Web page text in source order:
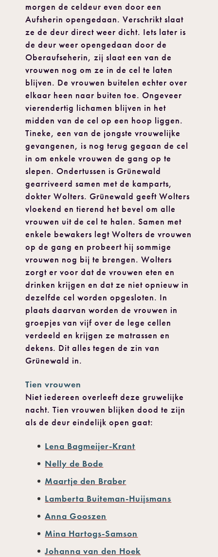
morgen de celdeur even door een
Aufsherin opengedaan. Verschrikt slaat
ze de deur direct weer dicht. Iets later is
de deur weer opengedaan door de
Oberaufseherin, zij slaat een van de
vrouwen nog om ze in de cel te laten
blijven. De vrouwen buitelen echter over
elkaar heen naar buiten toe. Ongeveer
vierendertig lichamen blijven in het
midden van de cel op een hoop liggen.
Tineke, een van de jongste vrouwelijke
gevangenen, is nog terug gegaan de cel
in om enkele vrouwen de gang op te
slepen. Ondertussen is Grünewald
gearriveerd samen met de kamparts,
dokter Wolters. Grünewald geeft Wolters
vloekend en tierend het bevel om alle
vrouwen uit de cel te halen. Samen met
enkele bewakers legt Wolters de vrouwen
op de gang en probeert hij sommige
vrouwen nog bij te brengen. Wolters
zorgt er voor dat de vrouwen eten en
drinken krijgen en dat ze niet opnieuw in
dezelfde cel worden opgesloten. In
plaats daarvan worden de vrouwen in
groepjes van vijf over de lege cellen
verdeeld en krijgen ze matrassen en
dekens. Dit alles tegen de zin van
Grünewald in.
Tien vrouwen
Niet iedereen overleeft deze gruwelijke
nacht. Tien vrouwen blijken dood te zijn
als de deur eindelijk open gaat:
Lena Bagmeijer-Krant
Nelly de Bode
Maartje den Braber
Lamberta Buiteman-Huijsmans
Anna Gooszen
Mina Hartogs-Samson
Johanna van den Hoek